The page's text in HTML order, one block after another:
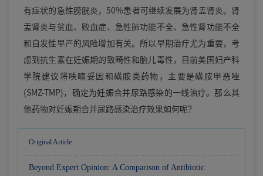
有症状的急性膀胱炎，50%患者可继续发展为肾盂肾炎。肾
盂肾炎与贫血、败血症、急性肺功能不全、急性肾功能不全
和自发性早产的风险增加有关。所以早期治疗尤为重要，考
虑到抗生素在妊娠期的致畸性和胎儿毒性，目前美国妇产科
学院建议将呋喃妥因和磺胺类药物，主要是磺胺甲恶唑
(SMZ-TMP)，确定为妊娠合并尿路感染的一线治疗。那么其
他药物对妊娠期合并尿路感染治疗效果如何呢？
Original Article
Beyond Expert Opinion: A Comparison of Antibiotic